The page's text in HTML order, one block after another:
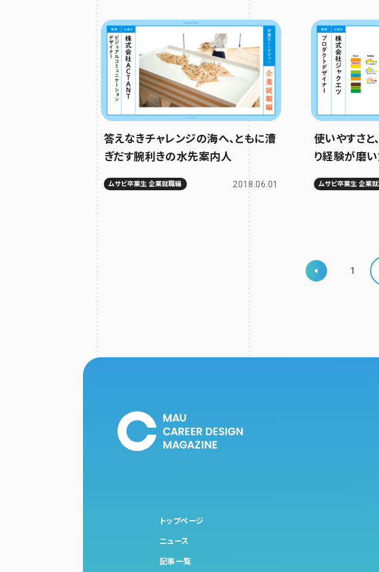
答えなきチャレンジの海へ、ともに漕
ぎだす腕利きの水先案内人
ムサビ卒業生 企業就職編 2018.06.01
使いやすさと
り経験が磨
ムサビ卒業生 企業
1
トップページ
ニュース
記事一覧